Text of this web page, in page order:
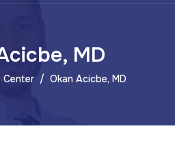
MD
Center Okan Acicbe, MD